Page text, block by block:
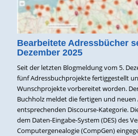
Bearbeitete Adressbücher
Dezember 2025
Seit der letzten Blogmeldung vom 5.
fünf Adressbuchprojekte fertiggestellt
Wunschprojekte vorbereitet worden.
Buchholz meldet die fertigen und
entsprechenden Discourse-Kategorie.
dem Daten-Eingabe-System (DES) des
Computergenealogie (CompGen)